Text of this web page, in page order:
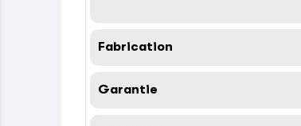
Fabrication
Garantie